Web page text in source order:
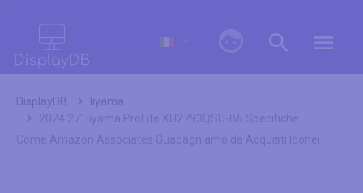
DisplayDB
Iiyama
2024 27" Iiyama ProLite XU2793QSU-B6 Specifiche
Come Amazon Associates Guadagniamo da Acquisti Idonei.